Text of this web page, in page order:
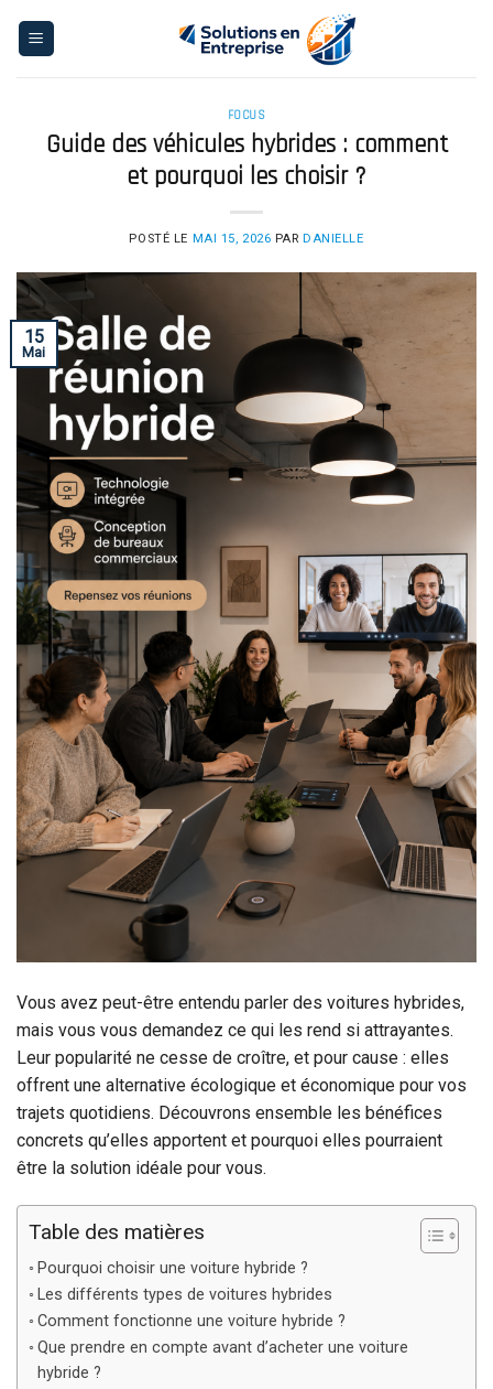
FOCUS
Guide des véhicules hybrides : comment
et pourquoi les choisir ?
POSTÉ LE MAI 15, 2026 PARDANIELLE
15
Mai
Vous avez peut-être entendu parler des voitures hybrides,
mais vous vous demandez ce qui les rend si attrayantes.
Leur popularité ne cesse de croître, et pour cause : elles
offrent une alternative écologique et économique pour vos
trajets quotidiens. Découvrons ensemble les bénéfices
concrets qu’elles apportent et pourquoi elles pourraient
être la solution idéale pour vous.
Table des matières
Pourquoi choisir une voiture hybride ?
Les différents types de voitures hybrides
Comment fonctionne une voiture hybride ?
Que prendre en compte avant d’acheter une voiture
hybride ?